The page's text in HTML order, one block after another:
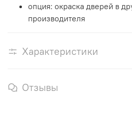
опция: окраска дверей в
производителя
Характеристики
Отзывы